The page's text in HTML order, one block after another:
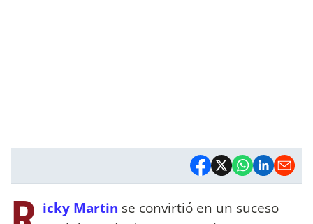
icky Martin se convirtió en un suceso